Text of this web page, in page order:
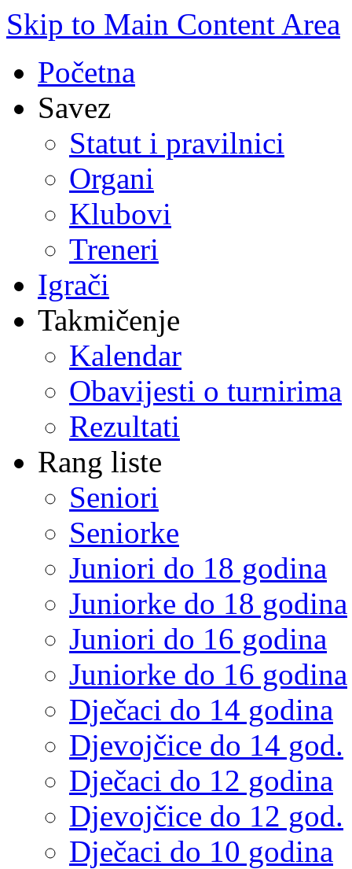
Skip to Main Content Area
Početna
Savez
Statut i pravilnici
Organi
Klubovi
Treneri
Igrači
Takmičenje
Kalendar
Obavijesti o turnirima
Rezultati
Rang liste
Seniori
Seniorke
Juniori do 18 godina
Juniorke do 18 godina
Juniori do 16 godina
Juniorke do 16 godina
Dječaci do 14 godina
Djevojčice do 14 god.
Dječaci do 12 godina
Djevojčice do 12 god.
Dječaci do 10 godina